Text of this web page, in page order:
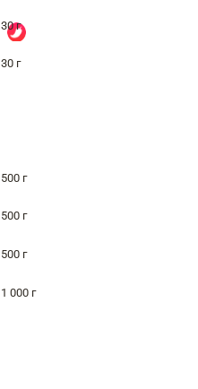
30 г
30 г
500 г
500 г
500 г
1 000 г